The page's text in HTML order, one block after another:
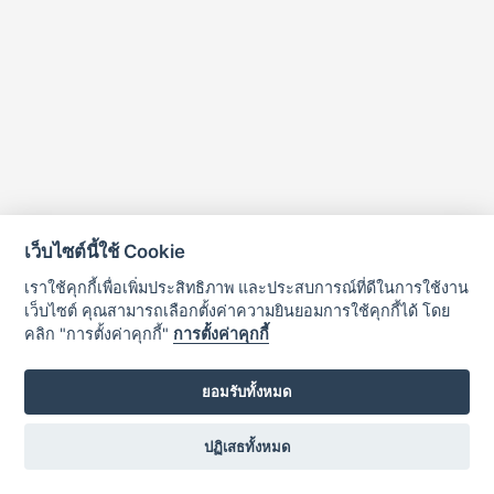
เว็บไซต์นี้ใช้ Cookie
เราใช้คุกกี้เพื่อเพิ่มประสิทธิภาพ และประสบการณ์ที่ดีในการใช้งาน
เว็บไซต์ คุณสามารถเลือกตั้งค่าความยินยอมการใช้คุกกี้ได้ โดย
คลิก "การตั้งค่าคุกกี้" การตั้งค่าคุกกี้
ยอมรับทั้งหมด
ปฏิเสธทั้งหมด